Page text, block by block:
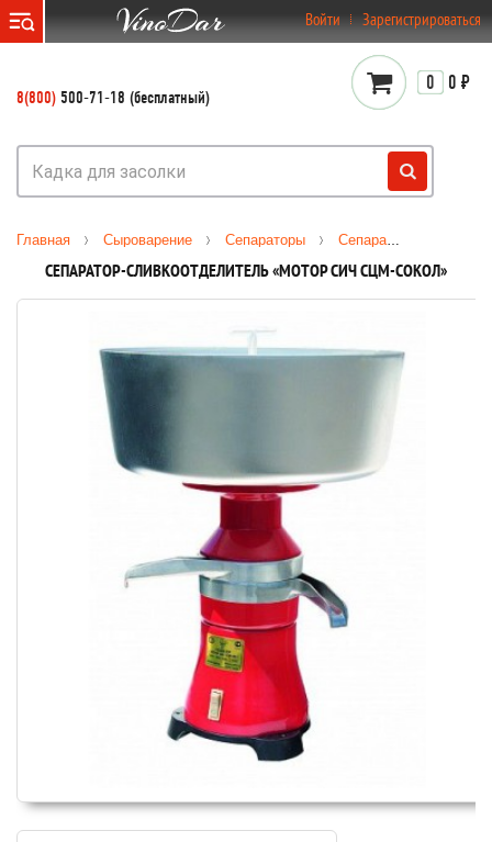
Войти Зарегистрироваться
8(800) 500-71-18 (бесплатный)
0 0 ₽
Главная Сыроварение Сепараторы Сепаратор-сливкоотделитель «Мотор Сич СЦМ-Сокол»
СЕПАРАТОР-СЛИВКООТДЕЛИТЕЛЬ «МОТОР СИЧ СЦМ-СОКОЛ»